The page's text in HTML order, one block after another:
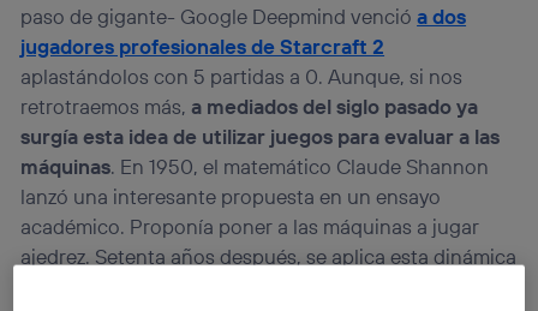
paso de gigante- Google Deepmind vencióa dos
jugadores profesionales de Starcraft 2
aplastándolos con 5 partidas a 0. Aunque, si nos
retrotraemos más, a mediados del siglo pasado ya
surgía esta idea de utilizar juegos para evaluar a las
máquinas. En 1950, el matemático Claude Shannon
lanzó una interesante propuesta en un ensayo
académico. Proponía poner a las máquinas a jugar
ajedrez. Setenta años después, se aplica esta dinámica